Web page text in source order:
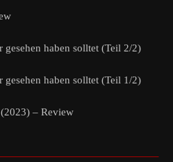
haben solltet (Teil 2/2)
haben solltet (Teil 1/2)
– Review